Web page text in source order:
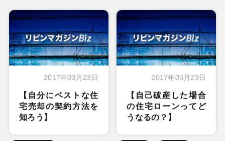
2017年03月23日
【自分にベストな住
宅売却の契約方法を
知ろう】
2017年03月23日
【自己破産した場合
の住宅ローンってど
うなるの？】